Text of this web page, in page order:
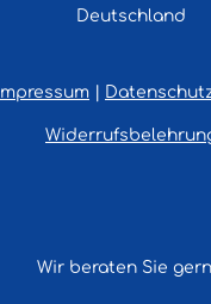
Deutschland
Impressum
Wir beraten Sie